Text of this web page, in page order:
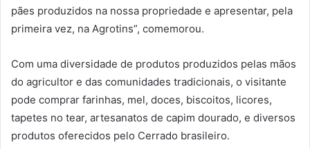
pães produzidos na nossa propriedade e apresentar, pela
primeira vez, na Agrotins”, comemorou.
Com uma diversidade de produtos produzidos pelas mãos
do agricultor e das comunidades tradicionais, o visitante
pode comprar farinhas, mel, doces, biscoitos, licores,
tapetes no tear, artesanatos de capim dourado, e diversos
produtos oferecidos pelo Cerrado brasileiro.